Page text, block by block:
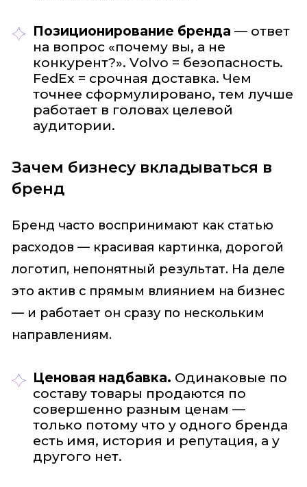
Позиционирование бренда — ответ
на вопрос «почему вы, а не
конкурент?». Volvo = безопасность.
FedEx = срочная доставка. Чем
точнее сформулировано, тем лучше
работает в головах целевой
аудитории.
Зачем бизнесу вкладываться в
бренд
Бренд часто воспринимают как статью
расходов — красивая картинка, дорогой
логотип, непонятный результат. На деле
это актив с прямым влиянием на бизнес
— и работает он сразу по нескольким
направлениям.
Ценовая надбавка. Одинаковые по
составу товары продаются по
совершенно разным ценам —
только потому что у одного бренда
есть имя, история и репутация, а у
другого нет.